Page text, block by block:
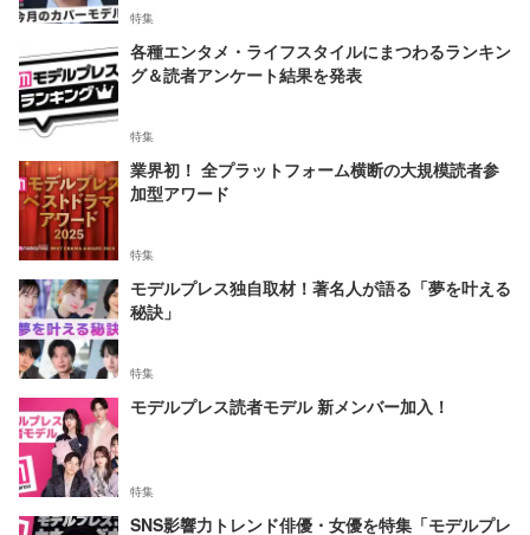
特集
各種エンタメ・ライフスタイルにまつわるランキン
グ＆読者アンケート結果を発表
特集
業界初！ 全プラットフォーム横断の大規模読者参
加型アワード
特集
モデルプレス独自取材！著名人が語る「夢を叶える
秘訣」
特集
モデルプレス読者モデル 新メンバー加入！
特集
SNS影響力トレンド俳優・女優を特集「モデルプレ